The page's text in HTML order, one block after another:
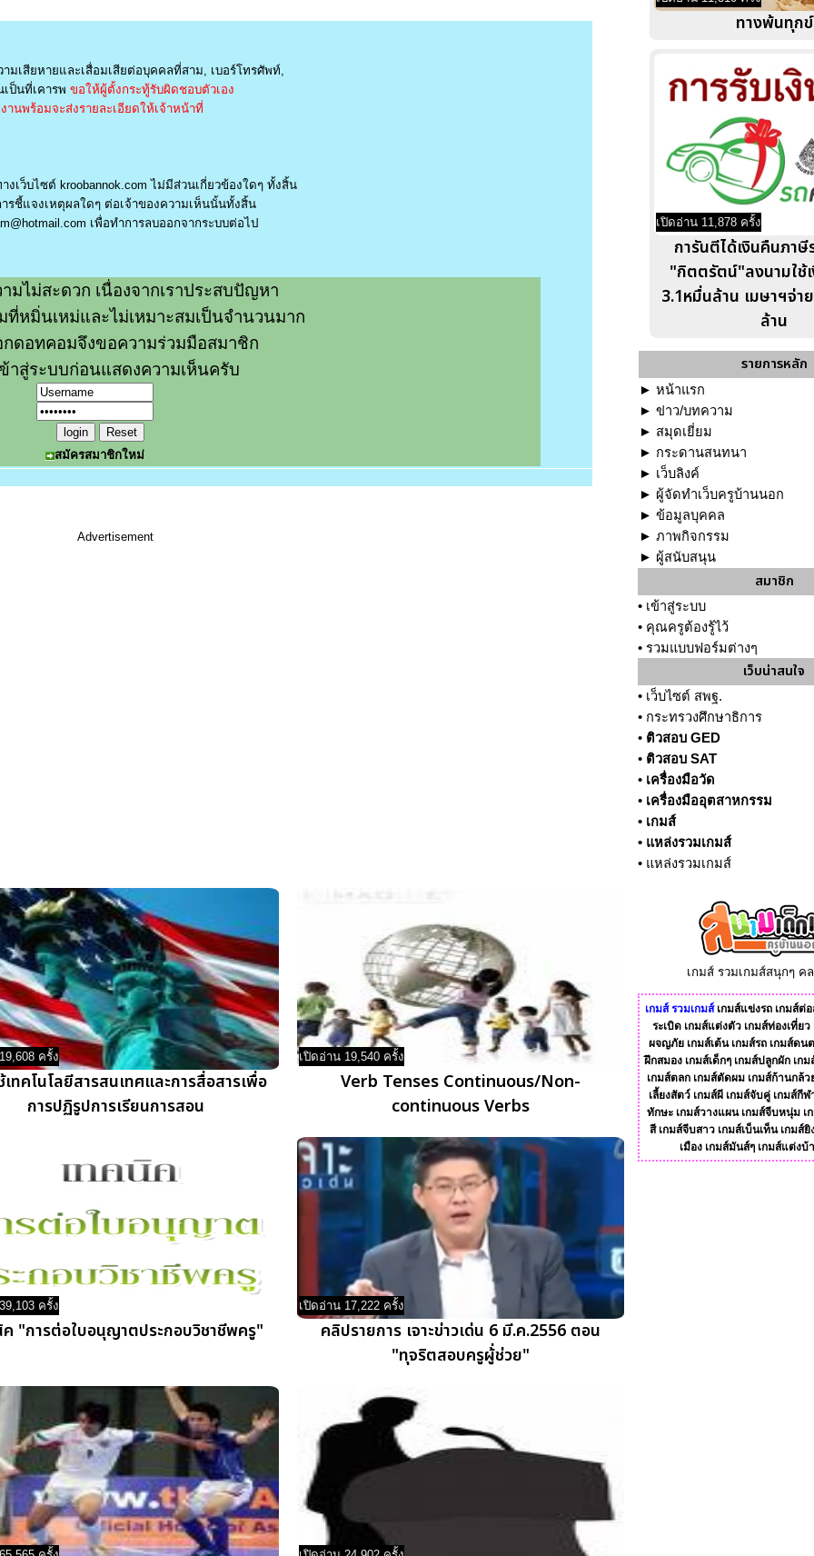
เสียหายและเสื่อมเสียต่อบุคคลที่สาม, เบอร์โทรศัพท์,
ป็นที่เคารพ ขอให้ผู้ตั้งกระทู้รับผิดชอบตัวเอง
นพร้อมจะส่งรายละเอียดให้เจ้าหน้าที่
เว็บไซต์ kroobannok.com ไม่มีส่วนเกี่ยวข้องใดๆ ทั้งสิ้น
ชี้แจงเหตุผลใดๆ ต่อเจ้าของความเห็นนั้นทั้งสิ้น
เพื่อทำการลบออกจากระบบต่อไป
มไม่สะดวก เนื่องจากเราประสบปัญหา
หมิ่นเหม่และไม่เหมาะสมเป็นจำนวนมาก
ดอทคอมจึงขอความร่วมมือสมาชิก
าสู่ระบบก่อนแสดงความเห็นครับ
สมัครสมาชิกใหม่
Advertisement
ครั้ง
เทคโนโลยีสารสนเทศและการสื่อสารเพื่อ
การปฏิรูปการเรียนการสอน
เปิดอ่าน 19,540 ครั้ง
Verb Tenses Continuous/Non-
continuous Verbs
ครั้ง
ค "การต่อใบอนุญาตประกอบวิชาชีพครู"
เปิดอ่าน 17,222 ครั้ง
คลิปรายการ เจาะข่าวเด่น 6 มี.ค.2556 ตอน
"ทุจริตสอบครูผู้่ช่วย"
ทางพ้นทุกข์
เปิดอ่าน 11,878 ครั้ง
การันตีได้เงินคืนภา
"กิตตรัตน์"ลงนามใช้
3.1หมื่นล้าน เมษาฯจ่
ล้าน
รายการหลัก
► หน้าแรก
► ข่าว/บทความ
► สมุดเยี่ยม
► กระดานสนทนา
► เว็บลิงค์
► ผู้จัดทำเว็บครูบ้านนอก
► ข้อมูลบุคคล
► ภาพกิจกรรม
► ผู้สนับสนุน
สมาชิก
• เข้าสู่ระบบ
• คุณครูต้องรู้ไว้
• รวมแบบฟอร์มต่างๆ
เว็บน่าสนใจ
• เว็บไซต์ สพฐ.
• กระทรวงศึกษาธิการ
• ติวสอบ GED
• ติวสอบ SAT
• เครื่องมือวัด
• เครื่องมืออุตสาหกรรม
• เกมส์
• แหล่งรวมเกมส์
• แหล่งรวมเกมส์
เกมส์ รวมเกมส์สนุกๆ ค
เกมส์ รวมเกมส์ เกมส์แข่งรถ เกมส์ต่อ
ระเบิด เกมส์แต่งตัว เกมส์ท่องเที่ยว
ผจญภัย เกมส์เต้น เกมส์รถ เกมส์ดน
ฝึกสมอง เกมส์เด็กๆ เกมส์ปลูกผัก เก
เกมส์ตลก เกมส์ตัดผม เกมส์ก้านกล้ว
เลี้ยงสัตว์ เกมส์ผี เกมส์จับคู่ เกมส์กีฬ
ทักษะ เกมส์วางแผน เกมส์จีบหนุ่ม เ
สี เกมส์จีบสาว เกมส์เบ็นเท็น เกมส์ยิ
เมือง เกมส์มันส์ๆ เกมส์แต่งบ้